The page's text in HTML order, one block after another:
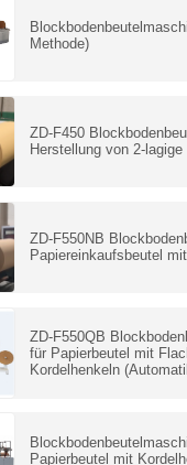
Methode)
ZD-F450
Herstellung von 2-
ZD-F550NB
Papiereinkaufsbeutel
ZD-F550QB
für Papierbeutel mit
Kordelhenkeln
Papierbeutel mit